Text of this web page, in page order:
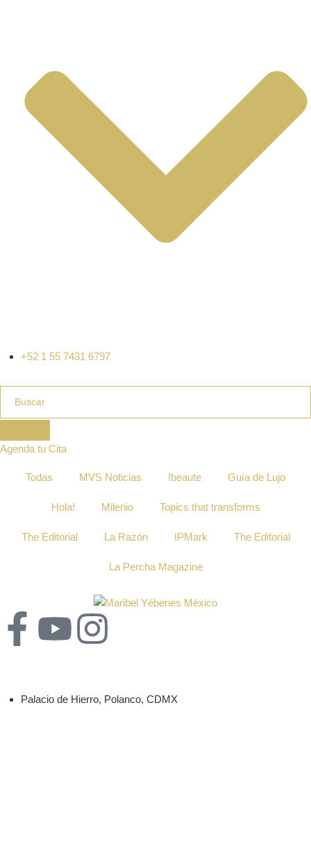
+52 1 55 7431 6797
Agenda tu Cita
Todas MVS Noticias Ibeaute Guía de Lujo
Hola! Milenio Topics that transforms
The Editorial La Razón IPMark The Editorial
La Percha Magazine
Palacio de Hierro, Polanco, CDMX